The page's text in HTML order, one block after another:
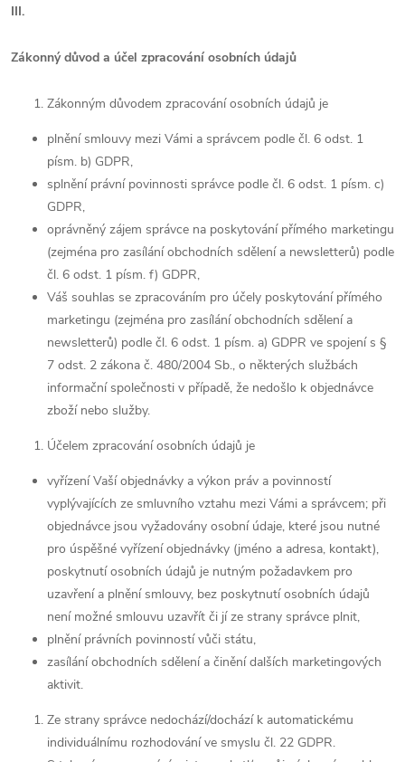
III.
Zákonný důvod a účel zpracování osobních údajů
Zákonným důvodem zpracování osobních údajů je
plnění smlouvy mezi Vámi a správcem podle čl. 6 odst. 1
písm. b) GDPR,
splnění právní povinnosti správce podle čl. 6 odst. 1 písm. c)
GDPR,
oprávněný zájem správce na poskytování přímého marketingu
(zejména pro zasílání obchodních sdělení a newsletterů) podle
čl. 6 odst. 1 písm. f) GDPR,
Váš souhlas se zpracováním pro účely poskytování přímého
marketingu (zejména pro zasílání obchodních sdělení a
newsletterů) podle čl. 6 odst. 1 písm. a) GDPR ve spojení s §
7 odst. 2 zákona č. 480/2004 Sb., o některých službách
informační společnosti v případě, že nedošlo k objednávce
zboží nebo služby.
Účelem zpracování osobních údajů je
vyřízení Vaší objednávky a výkon práv a povinností
vyplývajících ze smluvního vztahu mezi Vámi a správcem; při
objednávce jsou vyžadovány osobní údaje, které jsou nutné
pro úspěšné vyřízení objednávky (jméno a adresa, kontakt),
poskytnutí osobních údajů je nutným požadavkem pro
uzavření a plnění smlouvy, bez poskytnutí osobních údajů
není možné smlouvu uzavřít či jí ze strany správce plnit,
plnění právních povinností vůči státu,
zasílání obchodních sdělení a činění dalších marketingových
aktivit.
Ze strany správce nedochází/dochází k automatickému
individuálnímu rozhodování ve smyslu čl. 22 GDPR.